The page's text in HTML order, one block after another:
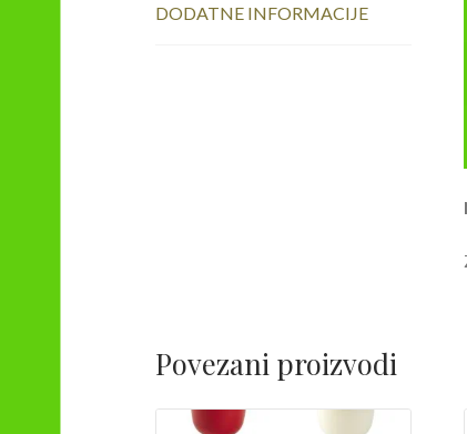
DODATNE INFORMACIJE
Povezani proizvodi